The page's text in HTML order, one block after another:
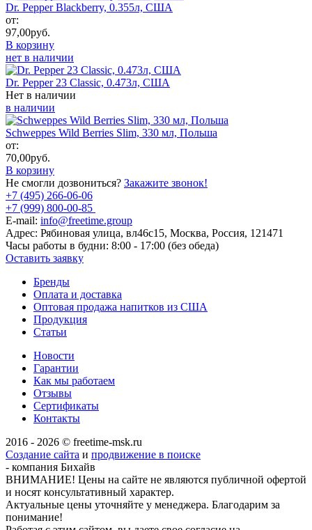
Dr. Pepper Blackberry, 0.355л, США
от:
97,00руб.
В корзину
нет в наличии
Dr. Pepper 23 Classic, 0.473л, США
Нет в наличии
в наличии
Schweppes Wild Berries Slim, 330 мл, Польша
от:
70,00руб.
В корзину
Не смогли дозвониться? Закажите звонок!
+7 (495) 266-06-06
+7 (999) 800-00-85
E-mail: info@freetime.group
Адрес: Рябиновая улица, вл46с15, Москва, Россия, 121471
Часы работы в будни: 8:00 - 17:00 (без обеда)
Оставить заявку
Бренды
Оплата и доставка
Оптовая продажа напитков из США
Продукция
Статьи
Новости
Гарантии
Как мы работаем
Отзывы
Сертификаты
Контакты
2016 - 2026 © freetime-msk.ru
Создание сайта и продвижение в поиске
- компания Бихайв
ВНИМАНИЕ! Цены на сайте не являются публичной офертой
и носят консультативный характер.
Актуальные цены уточняйте у менеджера. Благодарим за
понимание!